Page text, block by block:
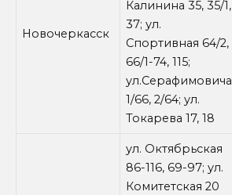
Новочеркасск
Калинина 35, 35/1,
37; ул.
Спортивная 64/2,
66/1-74, 115;
ул.Серафимовича
1/66, 2/64; ул.
Токарева 17, 18
ул. Октябрьская
86-116, 69-97; ул.
Комитетская 20